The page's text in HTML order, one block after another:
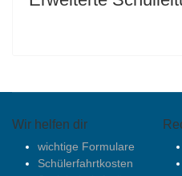
Wir helfen dir
wichtige Formulare
Schülerfahrtkosten